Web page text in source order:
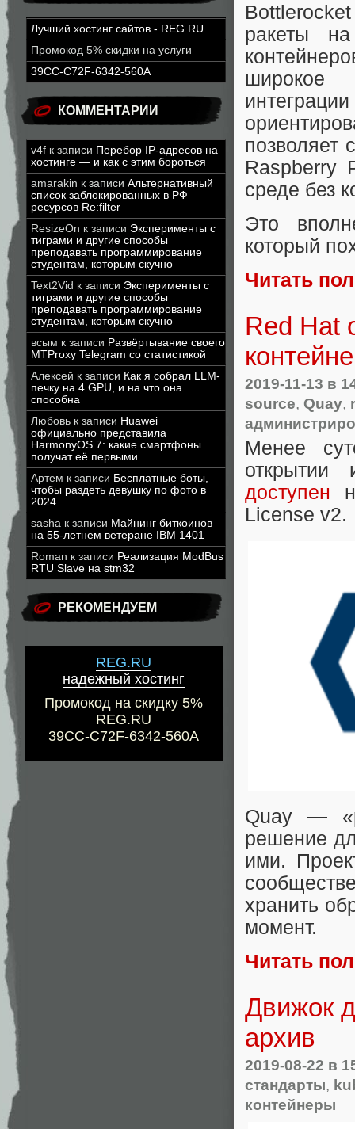
Лучший хостинг сайтов - REG.RU
Промокод 5% скидки на услуги
39CC-C72F-6342-560A
КОММЕНТАРИИ
v4f к записи Перебор IP-адресов на
хостинге — и как с этим бороться
amarakin к записи Альтернативный
список заблокированных в РФ
ресурсов Re:filter
ResizeOn к записи Эксперименты с
тиграми и другие способы
преподавать программирование
студентам, которым скучно
Text2Vid к записи Эксперименты с
тиграми и другие способы
преподавать программирование
студентам, которым скучно
всым к записи Развёртывание своего
MTProxy Telegram со статистикой
Алексей к записи Как я собрал LLM-
печку на 4 GPU, и на что она
способна
Любовь к записи Huawei
официально представила
HarmonyOS 7: какие смартфоны
получат её первыми
Артем к записи Бесплатные боты,
чтобы раздеть девушку по фото в
2024
sasha к записи Майнинг биткоинов
на 55-летнем ветеране IBM 1401
Roman к записи Реализация ModBus
RTU Slave на stm32
РЕКОМЕНДУЕМ
REG.RU
надежный хостинг
Промокод на скидку 5%
REG.RU
39CC-C72F-6342-560A
ракеты
широкое
позволяет
Raspberry
среде без
Это
который
Читать
Red Hat
2019-11-13 в
source, Quay,
Менее
открытии
доступен
License v2.
Quay —
решение
ими.
хранить
момент.
Читать
Движок
архив
2019-08-22 в
стандарты,
контейнеры